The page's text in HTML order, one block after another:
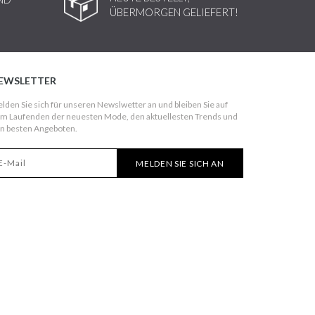
ÜBERMORGEN GELIEFERT!
Sie sich für unseren Newslwetter an und bleiben Sie auf
Laufenden der neuesten Mode, den aktuellesten Trends und
besten Angeboten.
MELDEN SIE SICH AN